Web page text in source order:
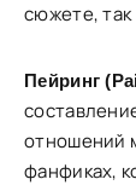
сюжете,
Пейринг
отношений
фанфиках,